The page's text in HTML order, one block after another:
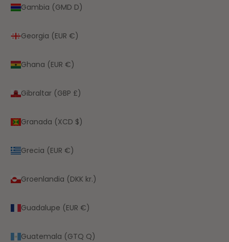
Gambia (GMD D)
Georgia (EUR €)
Ghana (EUR €)
Gibraltar (GBP £)
Granada (XCD $)
Grecia (EUR €)
Groenlandia (DKK kr.)
Guadalupe (EUR €)
Guatemala (GTQ Q)